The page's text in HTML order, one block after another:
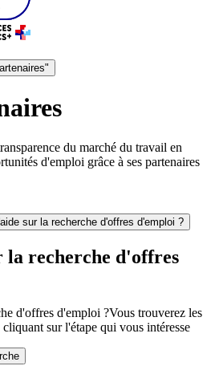
du marché du travail en
d'emploi grâce à ses partenaires
sur la recherche d'offres d'emploi ?
la recherche d'offres
d'offres d'emploi ?Vous trouverez les
sur l'étape qui vous intéresse